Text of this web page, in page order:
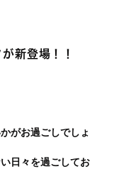
新登場！！
がお過ごしでしょ
日々を過ごしてお